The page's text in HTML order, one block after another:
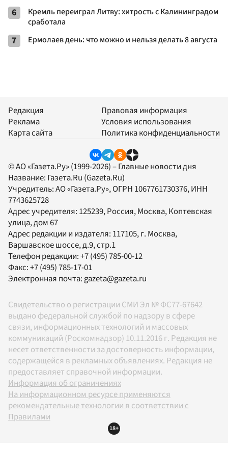
6
Кремль переиграл Литву: хитрость с Калининградом
сработала
7 Ермолаев день: что можно и нельзя делать 8 августа
Редакция
Реклама
Карта сайта
Правовая информация
Условия использования
Политика конфиденциальности
© АО «Газета.Ру» (1999-2026) – Главные новости дня
Название: Газета.Ru (Gazeta.Ru)
Учредитель:АО «Газета.Ру», ОГРН 1067761730376, ИНН
7743625728
Адрес учредителя: 125239, Россия, Москва, Коптевская
улица, дом 67
Адрес редакции и издателя: 117105, г. Москва,
Варшавское шоссе, д.9, стр.1
Телефон редакции:+7 (495) 785-00-12
Факс:+7 (495) 785-17-01
Электронная почта:gazeta@gazeta.ru
Свидетельство о регистрации СМИ Эл № ФС77-67642
выдано федеральной службой по надзору в сфере
связи, информационных технологий и массовых
коммуникаций (Роскомнадзор) 10.11.2016 г. Редакция не
несет ответственности за достоверность информации,
содержащейся в рекламных объявлениях. Редакция не
предоставляет справочной информации.
Информация об ограничениях
На информационном ресурсе применяются
рекомендательные технологии в соответствии с
Правилами
18+